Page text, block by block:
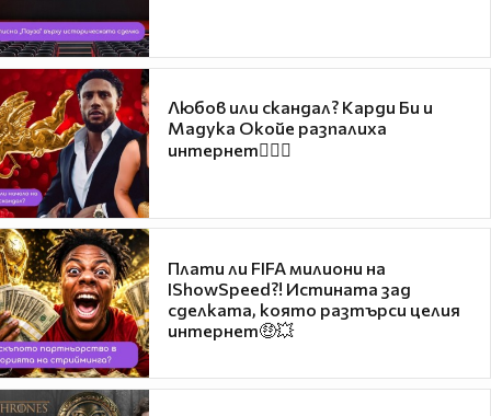
Любов или скандал? Карди Би и
Мадука Окойе разпалиха
интернет❤️‍🔥🔥
Плати ли FIFA милиони на
IShowSpeed?! Истината зад
сделката, която разтърси целия
интернет🤑💥